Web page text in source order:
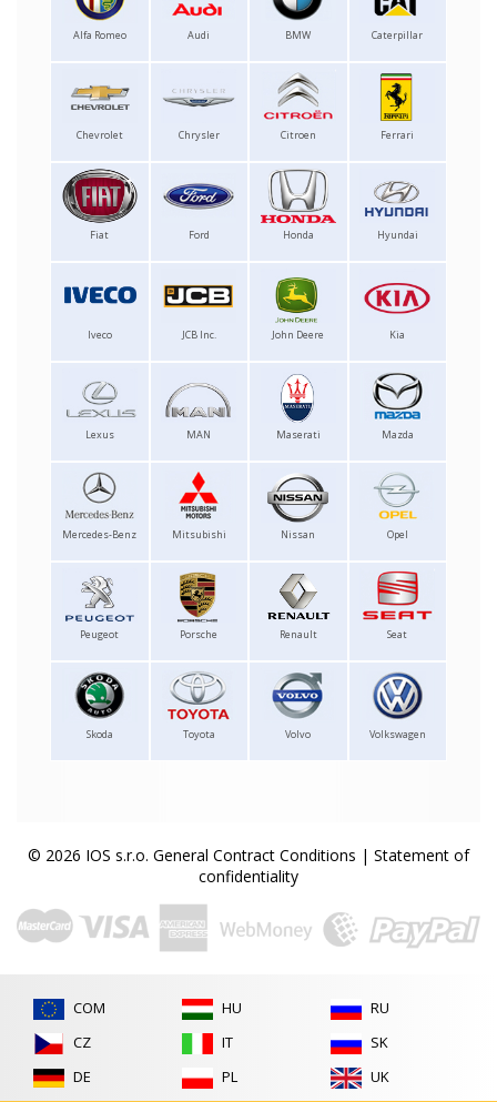
Alfa Romeo Audi BMW Caterpillar
Chevrolet Chrysler Citroen Ferrari
Fiat Ford Honda Hyundai
Iveco JCB Inc. John Deere Kia
Lexus MAN Maserati Mazda
Mercedes-Benz Mitsubishi Nissan Opel
Peugeot Porsche Renault Seat
Skoda Toyota Volvo Volkswagen
© 2026 IOS s.r.o. General Contract Conditions | Statement of
confidentiality
COM
CZ
DE
HU
IT
PL
RU
SK
UK